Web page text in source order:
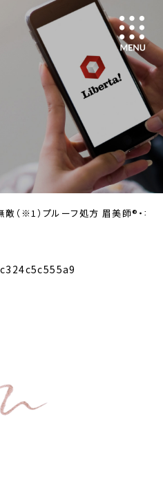
敵（※1）プルーフ処方 眉美師®・